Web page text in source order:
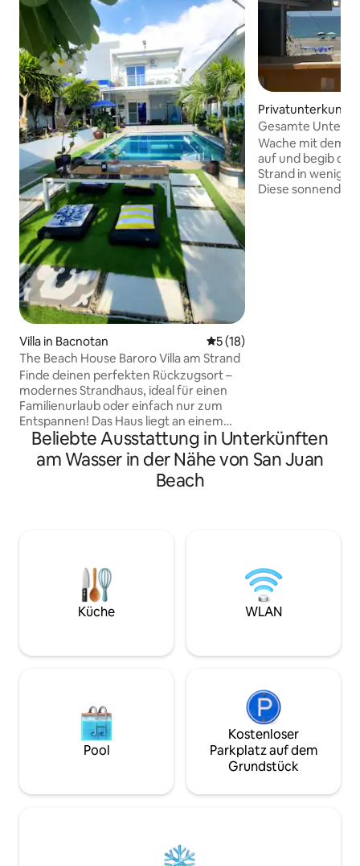
Villa in Bacnotan Durchschnittliche
5 (18)
The Beach House Baroro Villa am Strand
Finde deinen perfekten Rückzugsort –
modernes Strandhaus, ideal für einen
Familienurlaub oder einfach nur zum
Entspannen! Das Haus liegt an einem
ruhigen Strand und verfügt über
Parkplätze. Es hat 3 Schlafzimmer und 2
Badezimmer im zweiten Stock, ein
Fernsehzimmer, ein Esszimmer und eine
öffentlichen Strand und zum Meer. An
der Seite des Hauses stehen 2
Schlafkabinen mit Einzel-Etagenbetten
für das Hauspersonal zur Verfügung Bei
Privatunterkunft
do
Gesamte
am Sandstrand +
Haustier
Wache mit dem
auf und begib
Strand in weniger
Diese
Beliebte Ausstattung in Unterkünften
am Wasser in der Nähe von San Juan
Beach
Küche WLAN
Pool
Kostenloser
Parkplatz auf dem
Grundstück